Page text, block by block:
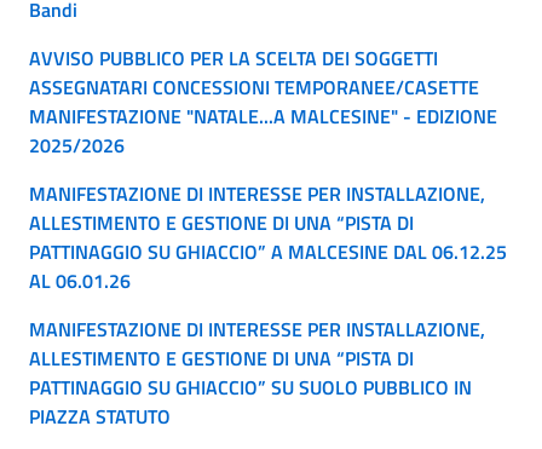
Bandi
AVVISO PUBBLICO PER LA SCELTA DEI SOGGETTI
ASSEGNATARI CONCESSIONI TEMPORANEE/CASETTE
MANIFESTAZIONE "NATALE...A MALCESINE" - EDIZIONE
2025/2026
MANIFESTAZIONE DI INTERESSE PER INSTALLAZIONE,
ALLESTIMENTO E GESTIONE DI UNA “PISTA DI
PATTINAGGIO SU GHIACCIO” A MALCESINE DAL 06.12.25
AL 06.01.26
MANIFESTAZIONE DI INTERESSE PER INSTALLAZIONE,
ALLESTIMENTO E GESTIONE DI UNA “PISTA DI
PATTINAGGIO SU GHIACCIO” SU SUOLO PUBBLICO IN
PIAZZA STATUTO